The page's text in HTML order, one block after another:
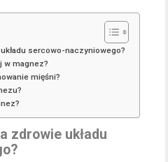
sercowo-naczyniowego?
w magnez?
mięśni?
zdrowie układu